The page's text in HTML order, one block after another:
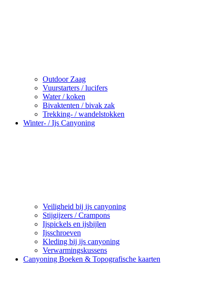
Outdoor Zaag
Vuurstarters / lucifers
Water / koken
Bivaktenten / bivak zak
Trekking- / wandelstokken
Winter- / Ijs Canyoning
Veiligheid bij ijs canyoning
Stijgijzers / Crampons
Ijspickels en ijsbijlen
Ijsschroeven
Kleding bij ijs canyoning
Verwarmingskussens
Canyoning Boeken & Topografische kaarten